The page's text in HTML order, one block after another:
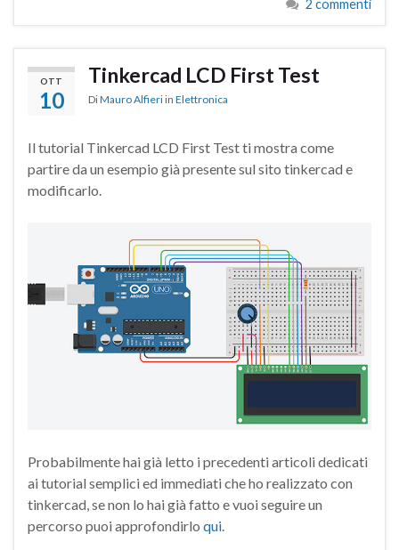
2 commenti
OTT
10
Tinkercad LCD First Test
DiMauro Alfieri in Elettronica
Il tutorial Tinkercad LCD First Test ti mostra come
partire da un esempio già presente sul sito tinkercad e
modificarlo.
Probabilmente hai già letto i precedenti articoli dedicati
ai tutorial semplici ed immediati che ho realizzato con
tinkercad, se non lo hai già fatto e vuoi seguire un
percorso puoi approfondirlo qui